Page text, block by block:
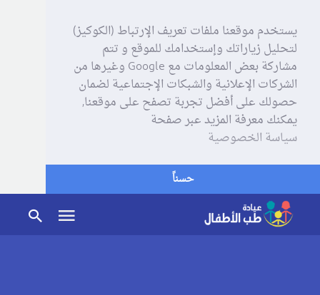
يستخدم موقعنا ملفات تعريف الإرتباط (الكوكيز)
لتحليل زياراتك وإستخدامك للموقع و تتم
مشاركة بعض المعلومات مع Google وغيرها من
الشركات الإعلانية والشبكات الإجتماعية لضمان
حصولك على أفضل تجربة تصفح على موقعنا,
يمكنك معرفة المزيد عبر صفحة
سياسة الخصوصية
حسناً